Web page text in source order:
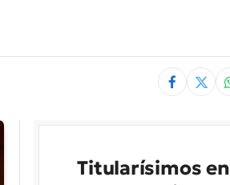
Titularísimos en